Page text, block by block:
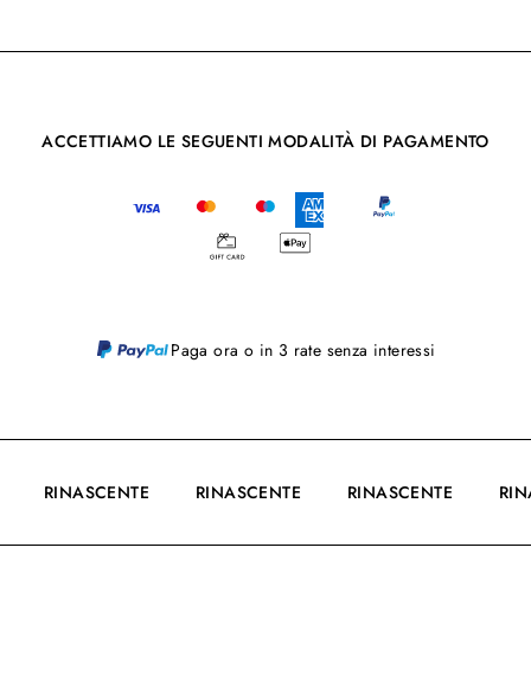
ACCETTIAMO LE SEGUENTI MODALITÀ DI PAGAMENTO
Paga ora o in 3 rate senza interessi
RINASCENTE RINASCENTE RINASCENTE